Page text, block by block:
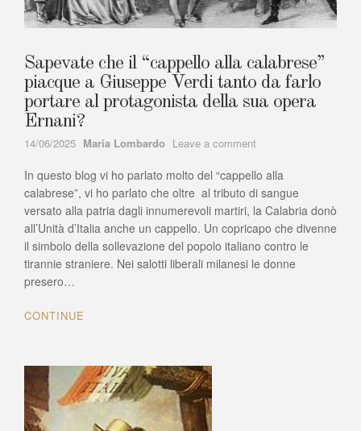
Sapevate che il “cappello alla calabrese”
piacque a Giuseppe Verdi tanto da farlo
portare al protagonista della sua opera
Ernani?
14/06/2025 Author
Maria Lombardo Leave a comment
che
il
“cappello
alla
calabrese”
piacque
a
In questo blog vi ho parlato molto del “cappello alla
calabrese”, vi ho parlato che oltre al tributo di sangue
versato alla patria dagli innumerevoli martiri, la Calabria donò
all’Unità d’Italia anche un cappello. Un copricapo che divenne
il simbolo della sollevazione del popolo italiano contro le
tirannie straniere. Nei salotti liberali milanesi le donne
presero…
CONTINUE